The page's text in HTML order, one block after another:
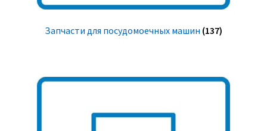
Запчасти для посудомоечных машин (137)